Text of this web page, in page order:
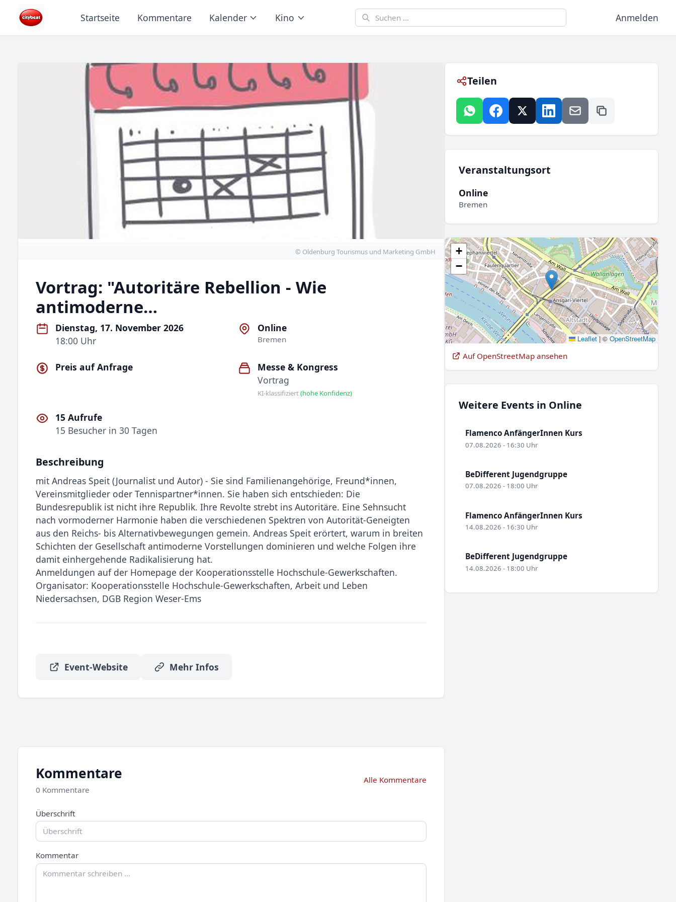
Startseite Kommentare Kalender Kino Anmelden
© Oldenburg Tourismus und Marketing GmbH
Vortrag: "Autoritäre Rebellion - Wie
antimoderne…
Dienstag, 17. November 2026
18:00 Uhr
Online
Bremen
Preis auf Anfrage
Messe & Kongress
Vortrag
KI-klassifiziert(hohe Konfidenz)
15 Aufrufe
15 Besucher in 30 Tagen
Beschreibung
mit Andreas Speit (Journalist und Autor) - Sie sind Familienangehörige, Freund*innen,
Vereinsmitglieder oder Tennispartner*innen. Sie haben sich entschieden: Die
Bundesrepublik ist nicht ihre Republik. Ihre Revolte strebt ins Autoritäre. Eine Sehnsucht
nach vormoderner Harmonie haben die verschiedenen Spektren von Autorität-Geneigten
aus den Reichs- bis Alternativbewegungen gemein. Andreas Speit erörtert, warum in breiten
Schichten der Gesellschaft antimoderne Vorstellungen dominieren und welche Folgen ihre
damit einhergehende Radikalisierung hat.
Anmeldungen auf der Homepage der Kooperationsstelle Hochschule-Gewerkschaften.
Organisator: Kooperationsstelle Hochschule-Gewerkschaften, Arbeit und Leben
Niedersachsen, DGB Region Weser-Ems
Event-Website Mehr Infos
Teilen
Veranstaltungsort
Online
Bremen
+
−
Leaflet |© OpenStreetMap
Auf OpenStreetMap ansehen
Weitere Events in Online
Flamenco AnfängerInnen Kurs
07.08.2026 - 16:30 Uhr
BeDifferent Jugendgruppe
07.08.2026 - 18:00 Uhr
Flamenco AnfängerInnen Kurs
14.08.2026 - 16:30 Uhr
BeDifferent Jugendgruppe
14.08.2026 - 18:00 Uhr
Kommentare
0 Kommentare
Alle Kommentare
Überschrift
Kommentar